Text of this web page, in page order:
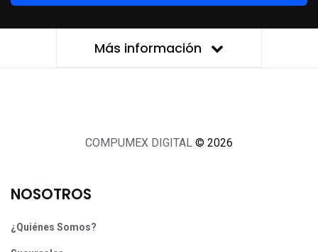
Más información
COMPUMEX DIGITAL © 2026
NOSOTROS
¿Quiénes Somos?